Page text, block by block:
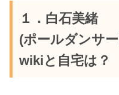
１．白石美緒
(ポールダンサ
wikiと自宅は？